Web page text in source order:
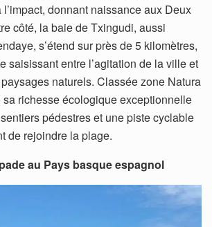
donnant naissance aux Deux
côté, la baie de Txingudi, aussi
s’étend sur près de 5 kilomètres,
saisissant entre l’agitation de la ville et
naturels. Classée zone Natura
richesse écologique exceptionnelle
pédestres et une piste cyclable
de rejoindre la plage.
au Pays basque espagnol